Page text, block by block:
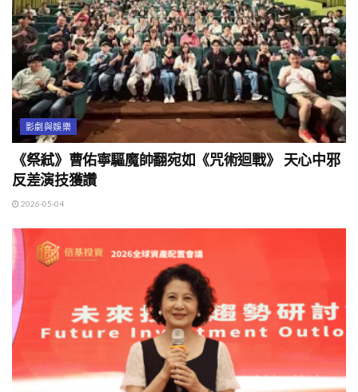
影劇與娛樂
《祭弒》曹佑寧驅魔帥翻宛如《咒術迴戰》 天心中邪
反差演技獲讚
2026-05-04